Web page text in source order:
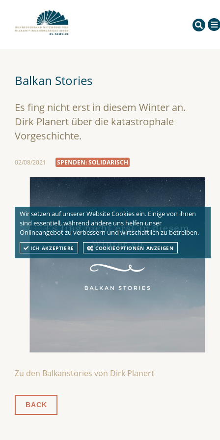
Wir setzen auf unserer Website Cookies ein. Einige von ihnen
sind essentiell, während andere uns helfen unser
Onlineangebot zu verbessern und wirtschaftlich zu betreiben.
ICH AKZEPTIERE COOKIEOPTIONEN ANZEIGEN
Balkan Stories
Es fing nicht erst in diesem Winter an.
Dirk Planert über die katastrophale
Vorgeschichte.
02/08/2021 SPENDEN: SOLIDARISCH
Zu den Balkanstories von Dirk Planert
BACK